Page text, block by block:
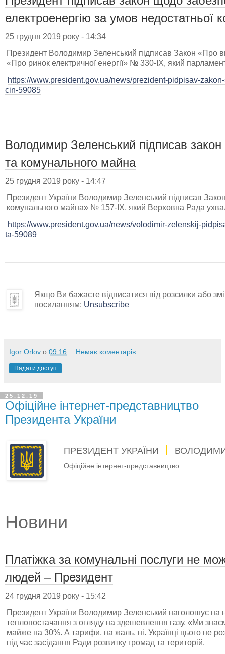
електроенергію за умов недостатньої
25 грудня 2019 року - 14:34
Президент Володимир Зеленський підписав Закон «Про
«Про ринок електричної енергії» № 330-ІХ, який
https://www.president.gov.ua/news/prezident-pidpisav-
cin-59085
Володимир Зеленський підписав
та комунального майна
25 грудня 2019 року - 14:47
Президент України Володимир Зеленський підписав
комунального майна» № 157-ІХ, який Верховна Рада
https://www.president.gov.ua/news/volodimir-zelenskij-
ta-59089
Якщо Ви бажаєте відписатися від розсилки або
посиланням: Unsubscribe
Igor Orlov о 09:16 Немає коментарів:
Надати доступ
25.12.19
Офіційне інтернет-представництво
Президента України
ПРЕЗИДЕНТ УКРАЇНИ
Офіційне інтернет-представництво
Новини
Платіжка за комунальні послуги не
людей – Президент
24 грудня 2019 року - 15:42
Президент України Володимир Зеленський наголошує на
теплопостачання з огляду на здешевлення газу. «Ми
майже на 30%. А тарифи, на жаль, ні. Українці цього не
під час засідання Ради розвитку громад та територій.